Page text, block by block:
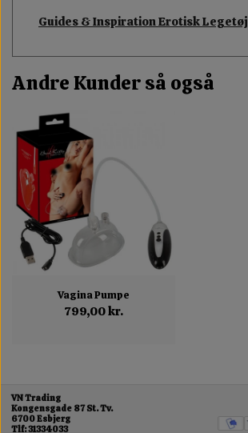
Guides & Inspiration Erotisk Legetøj
Andre Kunder så også
Vagina Pumpe
799,00 kr.
VN Trading
Kongensgade 87 St. Tv.
6700 Esbjerg
Tlf: 31334033